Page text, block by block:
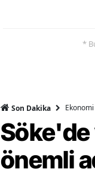
*
Son Dakika Ekonomi
Söke'de
önemli